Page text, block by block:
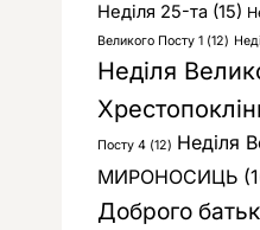
Неділя 25-та (15)
Великого Посту 1 (12)
Неділя
Посту 4 (12) Неділя
МИРОНОСИЦЬ
Доброго